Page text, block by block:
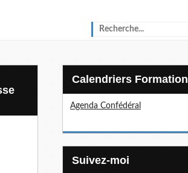
Calendriers Formation
Agenda Confédéral
Suivez-moi